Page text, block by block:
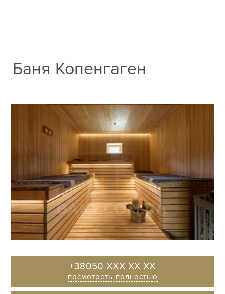
Баня Копенгаген
+38050 XXX XX XX
посмотреть полностью